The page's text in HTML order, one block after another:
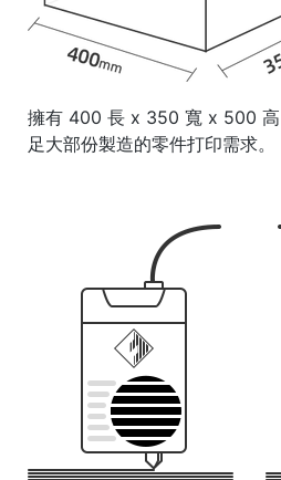
擁有 400 長 x 350 寬 x 500 高
足大部份製造的零件打印需求。